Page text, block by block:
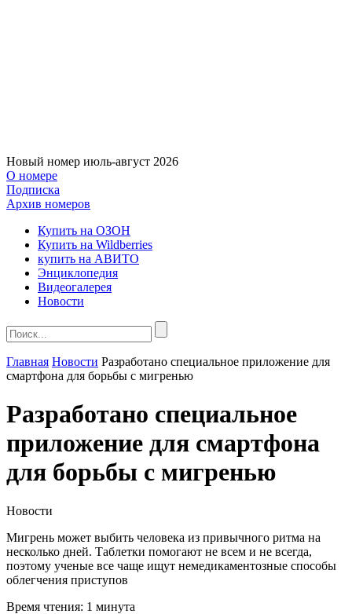
Новый номер июль-август 2026
О номере
Подписка
Архив номеров
Купить на ОЗОН
Купить на Wildberries
купить на АВИТО
Энциклопедия
Видеогалерея
Новости
Главная Новости Разработано специальное приложение для
смартфона для борьбы с мигренью
Разработано специальное
приложение для смартфона
для борьбы с мигренью
Новости
Мигрень может выбить человека из привычного ритма на
несколько дней. Таблетки помогают не всем и не всегда,
поэтому ученые все чаще ищут немедикаментозные способы
облегчения приступов
Время чтения: 1 минута